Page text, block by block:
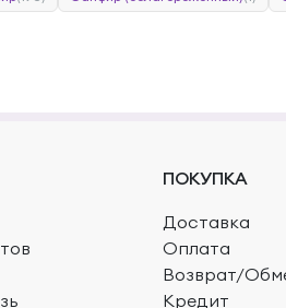
ПОКУПКА
Доставка
Оплата
Возврат/
Кредит